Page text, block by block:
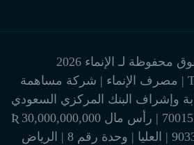
محفوظة لـ الإنماء 2026
| مصرف الإنماء | شركة مساهمة
وإشراف البنك المركزي السعودي
| الرقم الموحد 7001514442 | رأس مال 30,000,000,000 Ʀ
| طريق الملك فهد 9033 | العليا | وحدة رقم 8 | الرياض